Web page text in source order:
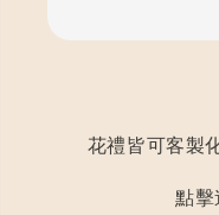
花禮皆可客製
點